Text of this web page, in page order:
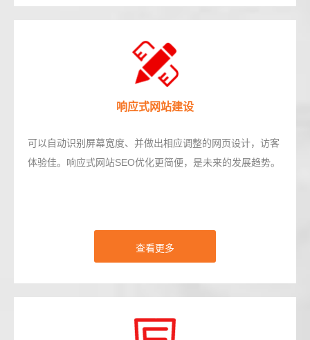
响应式网站建设
可以自动识别屏幕宽度、并做出相应调整的网页设计，访客
体验佳。响应式网站SEO优化更简便，是未来的发展趋势。
查看更多